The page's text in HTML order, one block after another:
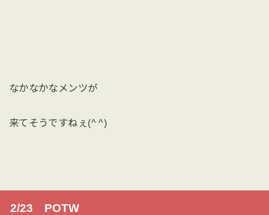
なかなかなメンツが
来てそうですねぇ(^ ^)
2/23 POTW